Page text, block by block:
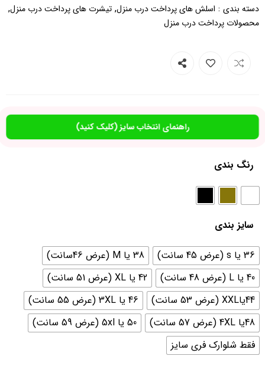
دسته بندی : اسلش های پرداخت درب منزل, تیشرت های پرداخت درب منزل,
محصولات پرداخت درب منزل
راهنمای انتخاب سایز (کلیک کنید)
رنگ بندی
سایز بندی
36 یا s (عرض 45 سانت)
38 یا M (عرض 46سانت)
40 یا L (عرض 48 سانت)
42 یا XL (عرض 51 سانت)
44یاXXL (عرض 53 سانت)
46 یا 3XL (عرض 55 سانت)
48یا 4XL (عرض 57 سانت)
50 یا 5xl (عرض 59 سانت)
فقط شلوارک فری سایز